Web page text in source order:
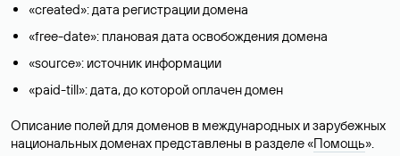
«created»: дата регистрации домена
«free-date»: плановая дата освобождения домена
«source»: источник информации
«paid-till»: дата, до которой оплачен домен
Описание полей для доменов в международных и зарубежных
национальных доменах представлены в разделе «Помощь».